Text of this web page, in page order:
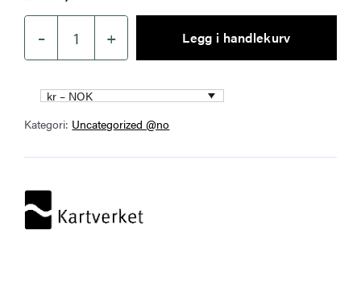
–
Kartverket
–
landkart
(N50):
021S
+ Legg i handlekurv
kr – NOK
Kategori: Uncategorized @no